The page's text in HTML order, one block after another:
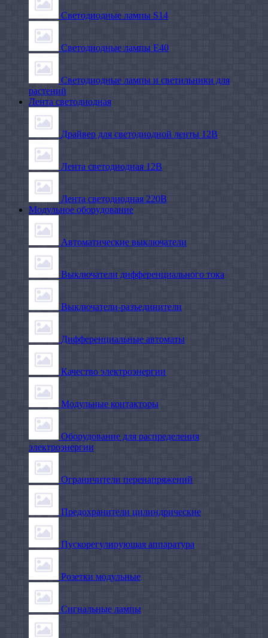
Светодиодные лампы S14
Светодиодные лампы Е40
Светодиодные лампы и светильники для
растений
Лента светодиодная
Драйвер для светодиодной ленты 12В
Лента светодиодная 12В
Лента светодиодная 220В
Модульное оборудование
Автоматические выключатели
Выключатели дифференциального тока
Выключатели-разъединители
Дифференциальные автоматы
Качество электроэнергии
Модульные контакторы
Оборудование для распределения
электроэнергии
Ограничители перенапряжений
Предохранители цилиндрические
Пускорегулирующая аппаратура
Розетки модульные
Сигнальные лампы